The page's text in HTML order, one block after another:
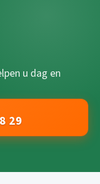
u dag en
29